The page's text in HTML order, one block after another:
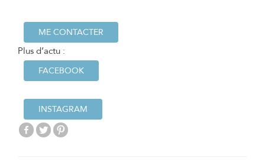
ME CONTACTER
Plus d’actu :
FACEBOOK
INSTAGRAM